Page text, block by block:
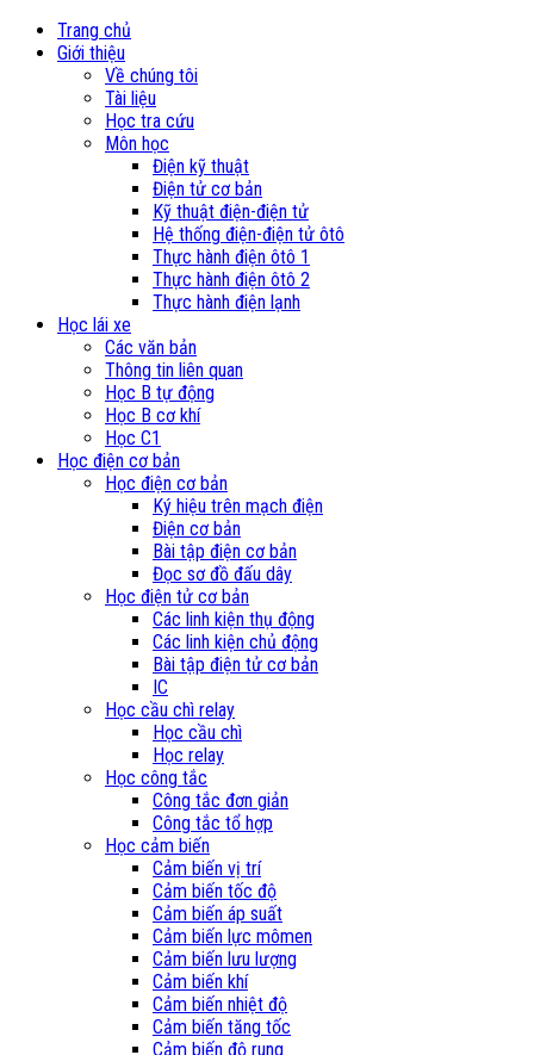
Trang chủ
Giới thiệu
Về chúng tôi
Tài liệu
Học tra cứu
Môn học
Điện kỹ thuật
Điện tử cơ bản
Kỹ thuật điện-điện tử
Hệ thống điện-điện tử ôtô
Thực hành điện ôtô 1
Thực hành điện ôtô 2
Thực hành điện lạnh
Học lái xe
Các văn bản
Thông tin liên quan
Học B tự động
Học B cơ khí
Học C1
Học điện cơ bản
Học điện cơ bản
Ký hiệu trên mạch điện
Điện cơ bản
Bài tập điện cơ bản
Đọc sơ đồ đấu dây
Học điện tử cơ bản
Các linh kiện thụ động
Các linh kiện chủ động
Bài tập điện tử cơ bản
IC
Học cầu chì relay
Học cầu chì
Học relay
Học công tắc
Công tắc đơn giản
Công tắc tổ hợp
Học cảm biến
Cảm biến vị trí
Cảm biến tốc độ
Cảm biến áp suất
Cảm biến lực mômen
Cảm biến lưu lượng
Cảm biến khí
Cảm biến nhiệt độ
Cảm biến tăng tốc
Cảm biến độ rung